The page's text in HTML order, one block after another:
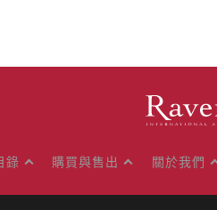
錄 購買與售出 關於我們